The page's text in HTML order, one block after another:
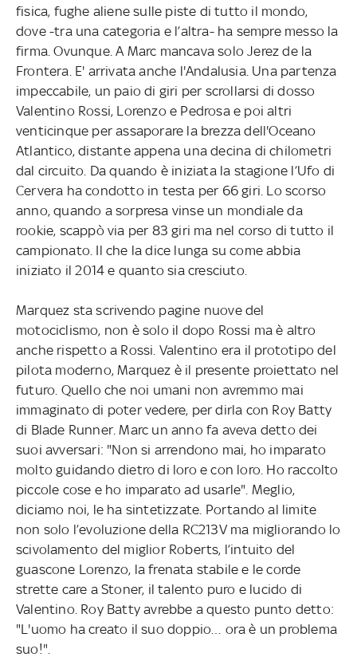
fisica, fughe aliene sulle piste di tutto il mondo,
dove -tra una categoria e l’altra- ha sempre messo la
firma. Ovunque. A Marc mancava solo Jerez de la
Frontera. E' arrivata anche l'Andalusia. Una partenza
impeccabile, un paio di giri per scrollarsi di dosso
Valentino Rossi, Lorenzo e Pedrosa e poi altri
venticinque per assaporare la brezza dell'Oceano
Atlantico, distante appena una decina di chilometri
dal circuito. Da quando è iniziata la stagione l’Ufo di
Cervera ha condotto in testa per 66 giri. Lo scorso
anno, quando a sorpresa vinse un mondiale da
rookie, scappò via per 83 giri ma nel corso di tutto il
campionato. Il che la dice lunga su come abbia
iniziato il 2014 e quanto sia cresciuto.
Marquez sta scrivendo pagine nuove del
motociclismo, non è solo il dopo Rossi ma è altro
anche rispetto a Rossi. Valentino era il prototipo del
pilota moderno, Marquez è il presente proiettato nel
futuro. Quello che noi umani non avremmo mai
immaginato di poter vedere, per dirla con Roy Batty
di Blade Runner. Marc un anno fa aveva detto dei
suoi avversari: "Non si arrendono mai, ho imparato
molto guidando dietro di loro e con loro. Ho raccolto
piccole cose e ho imparato ad usarle". Meglio,
diciamo noi, le ha sintetizzate. Portando al limite
non solo l’evoluzione della RC213V ma migliorando lo
scivolamento del miglior Roberts, l’intuito del
guascone Lorenzo, la frenata stabile e le corde
strette care a Stoner, il talento puro e lucido di
Valentino. Roy Batty avrebbe a questo punto detto:
"L'uomo ha creato il suo doppio… ora è un problema
suo!".